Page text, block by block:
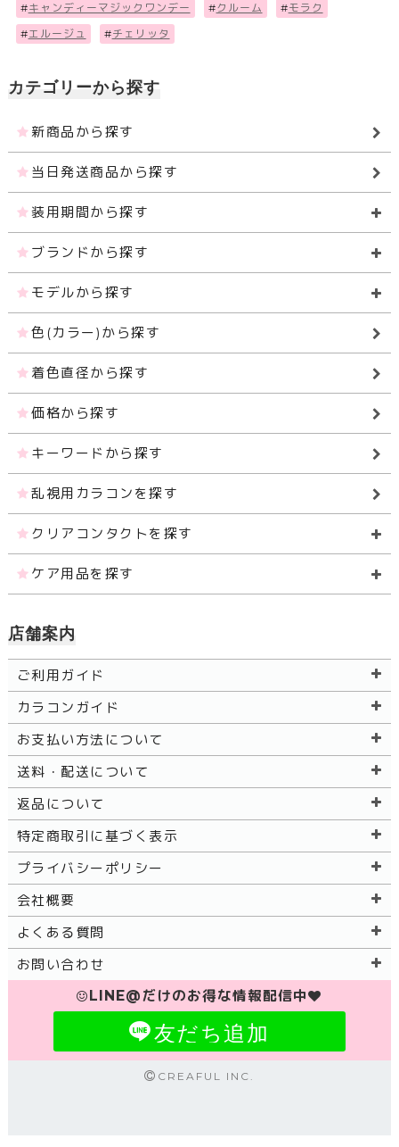
#キャンディーマジックワンデー #クルーム #モラク
#エルージュ #チェリッタ
カテゴリーから探す
新商品から探す
当日発送商品から探す
装用期間から探す
ブランドから探す
モデルから探す
色(カラー)から探す
着色直径から探す
価格から探す
キーワードから探す
乱視用カラコンを探す
クリアコンタクトを探す
ケア用品を探す
店舗案内
ご利用ガイド
カラコンガイド
お支払い方法について
送料・配送について
返品について
特定商取引に基づく表示
プライバシーポリシー
会社概要
よくある質問
お問い合わせ
LINE@だけのお得な情報配信中
友だち追加
CREAFUL INC.